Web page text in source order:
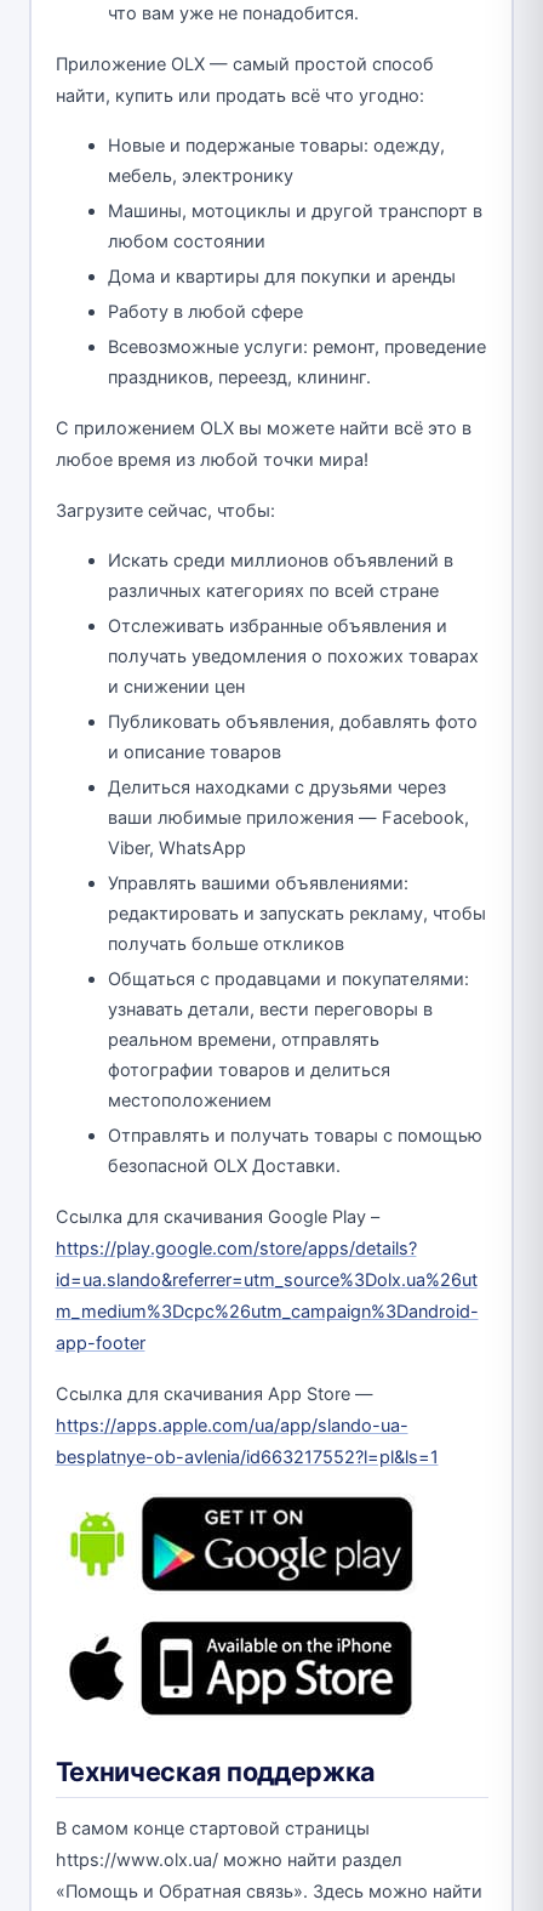
что вам уже не понадобится.
Приложение OLX — самый простой способ
найти, купить или продать всё что угодно:
Новые и подержаные товары: одежду,
мебель, электронику
Машины, мотоциклы и другой транспорт в
любом состоянии
Дома и квартиры для покупки и аренды
Работу в любой сфере
Всевозможные услуги: ремонт, проведение
праздников, переезд, клининг.
С приложением OLX вы можете найти всё это в
любое время из любой точки мира!
Загрузите сейчас, чтобы:
Искать среди миллионов объявлений в
различных категориях по всей стране
Отслеживать избранные объявления и
получать уведомления о похожих товарах
и снижении цен
Публиковать объявления, добавлять фото
и описание товаров
Делиться находками с друзьями через
ваши любимые приложения — Facebook,
Viber, WhatsApp
Управлять вашими объявлениями:
редактировать и запускать рекламу, чтобы
получать больше откликов
Общаться с продавцами и покупателями:
узнавать детали, вести переговоры в
реальном времени, отправлять
фотографии товаров и делиться
местоположением
Отправлять и получать товары с помощью
безопасной OLX Доставки.
Ссылка для скачивания Google Play –
https://play.google.com/store/apps/details?
id=ua.slando&referrer=utm_source%3Dolx.ua%26ut
m_medium%3Dcpc%26utm_campaign%3Dandroid-
app-footer
Ссылка для скачивания App Store —
https://apps.apple.com/ua/app/slando-ua-
besplatnye-ob-avlenia/id663217552?l=pl&ls=1
Техническая поддержка
В самом конце стартовой страницы
https://www.olx.ua/ можно найти раздел
«Помощь и Обратная связь». Здесь можно найти